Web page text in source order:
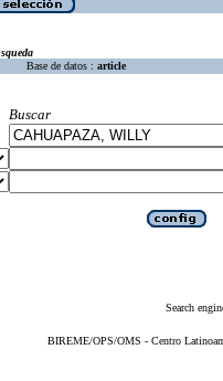
Base de datos : article
Buscar
Search
BIREME/OPS/OMS - Centro